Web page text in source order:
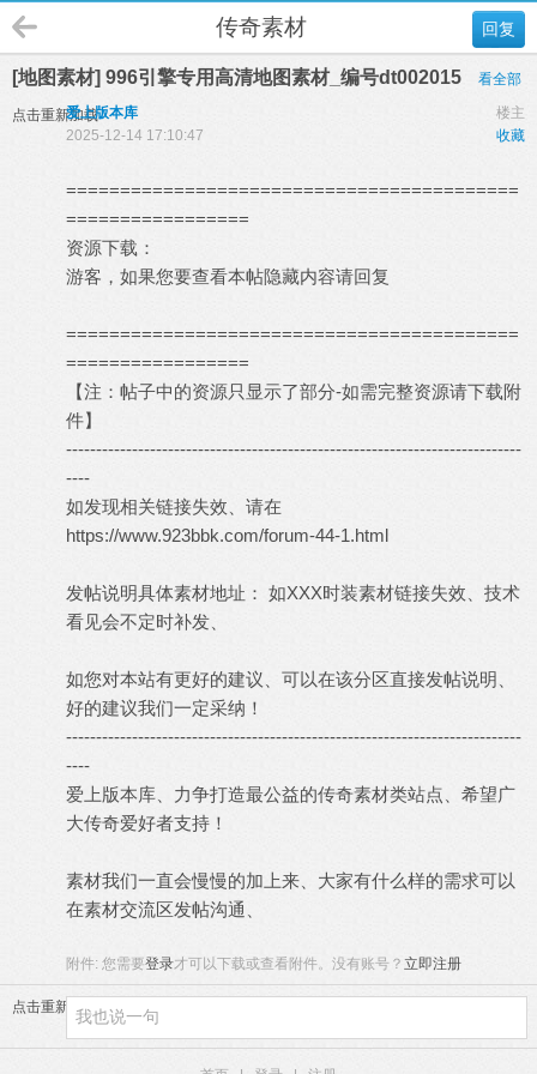
回复
传奇素材
[地图素材] 996引擎专用高清地图素材_编号dt002015 看全部
点击重新加载 楼主
爱上版本库
收藏
2025-12-14 17:10:47
==========================================
=================
资源下载：
游客，如果您要查看本帖隐藏内容请回复
==========================================
=================
【注：帖子中的资源只显示了部分-如需完整资源请下载附
件】
----------------------------------------------------------------------------
----
如发现相关链接失效、请在
https://www.923bbk.com/forum-44-1.html
发帖说明具体素材地址： 如XXX时装素材链接失效、技术
看见会不定时补发、
如您对本站有更好的建议、可以在该分区直接发帖说明、
好的建议我们一定采纳！
----------------------------------------------------------------------------
----
爱上版本库 、力争打造最公益的传奇素材类站点、希望广
大传奇爱好者支持！
素材我们一直会慢慢的加上来、大家有什么样的需求可以
在素材交流区发帖沟通、
附件: 您需要登录才可以下载或查看附件。没有账号？ 立即注册
点击重新加载